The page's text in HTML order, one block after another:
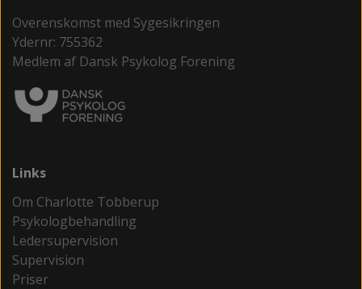
Overenskomst med Sygesikringen
Ydernr: 755362
Medlem af Dansk Psykolog Forening
Links
Om Charlotte Tobberup
Psykologbehandling
Ledersupervision
Supervision
Priser